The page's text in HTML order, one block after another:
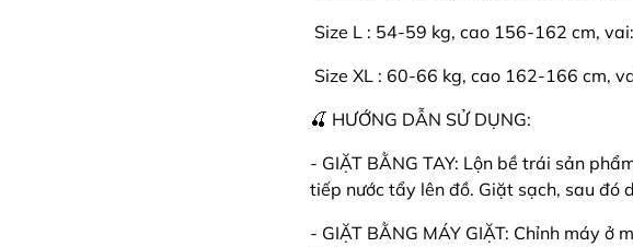
Size L : 54-59 kg, cao 156-162 cm,
Size XL : 60-66 kg, cao 162-166 cm,
🍒 HƯỚNG DẪN SỬ DỤNG:
- GIẶT BẰNG TAY: Lộn bề trái sản
tiếp nước tẩy lên đồ. Giặt sạch, sau đó
- GIẶT BẰNG MÁY GIẶT: Chỉnh máy ở